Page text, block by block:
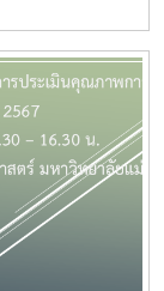
ลัย ดังรายนาม
รพันธ์ ประธาน
ทียมเพชร
ร